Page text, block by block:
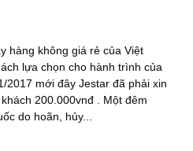
hàng không giá rẻ của Việt
lựa chọn cho hành trình của
2017 mới đây Jestar đã phải xin
200.000vnđ . Một đêm
do hoãn, hủy...